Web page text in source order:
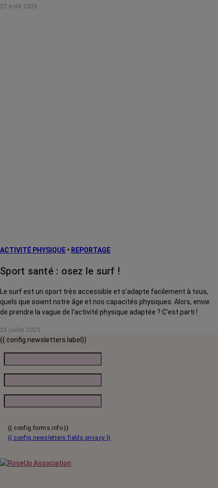
Démonstration.
27 août 2025
ACTIVITÉ PHYSIQUE • REPORTAGE
Sport santé : osez le surf !
Le surf est un sport très accessible et s’adapte facilement à tous,
quels que soient notre âge et nos capacités physiques. Alors, envie
de prendre la vague de l'activité physique adaptée ? C'est parti !
23 juillet 2025
{{ config.newsletters.label}}
{{ config.forms.info }}
{{ config.newsletters.fields.privacy }}